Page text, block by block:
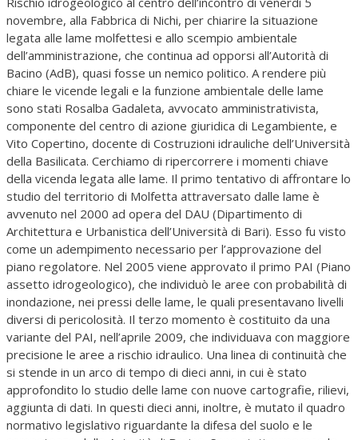
novembre, alla Fabbrica di Nichi, per chiarire la situazione
legata alle lame molfettesi e allo scempio ambientale
dell’amministrazione, che continua ad opporsi all’Autorità di
Bacino (AdB), quasi fosse un nemico politico. A rendere più
chiare le vicende legali e la funzione ambientale delle lame
sono stati Rosalba Gadaleta, avvocato amministrativista,
componente del centro di azione giuridica di Legambiente, e
Vito Copertino, docente di Costruzioni idrauliche dell’Università
della Basilicata. Cerchiamo di ripercorrere i momenti chiave
della vicenda legata alle lame. Il primo tentativo di affrontare lo
studio del territorio di Molfetta attraversato dalle lame è
avvenuto nel 2000 ad opera del DAU (Dipartimento di
Architettura e Urbanistica dell’Università di Bari). Esso fu visto
come un adempimento necessario per l’approvazione del
piano regolatore. Nel 2005 viene approvato il primo PAI (Piano
assetto idrogeologico), che individuò le aree con probabilità di
inondazione, nei pressi delle lame, le quali presentavano livelli
diversi di pericolosità. Il terzo momento è costituito da una
variante del PAI, nell’aprile 2009, che individuava con maggiore
precisione le aree a rischio idraulico. Una linea di continuità che
si stende in un arco di tempo di dieci anni, in cui è stato
approfondito lo studio delle lame con nuove cartografie, rilievi,
aggiunta di dati. In questi dieci anni, inoltre, è mutato il quadro
normativo legislativo riguardante la difesa del suolo e le